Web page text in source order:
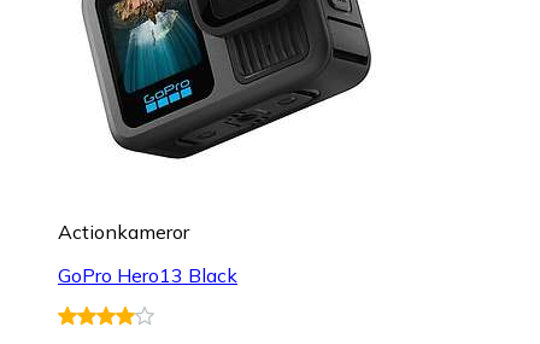
Actionkameror
GoPro Hero13 Black